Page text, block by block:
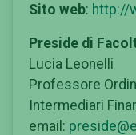
Sito web: http://
Preside di
Lucia Leonelli
Professore
Intermediari
email: p